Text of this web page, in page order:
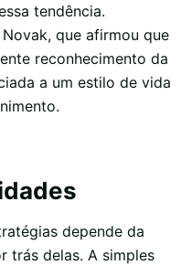
tendência.
que afirmou que
reconhecimento da
a um estilo de vida
depende da
trás delas. A simples